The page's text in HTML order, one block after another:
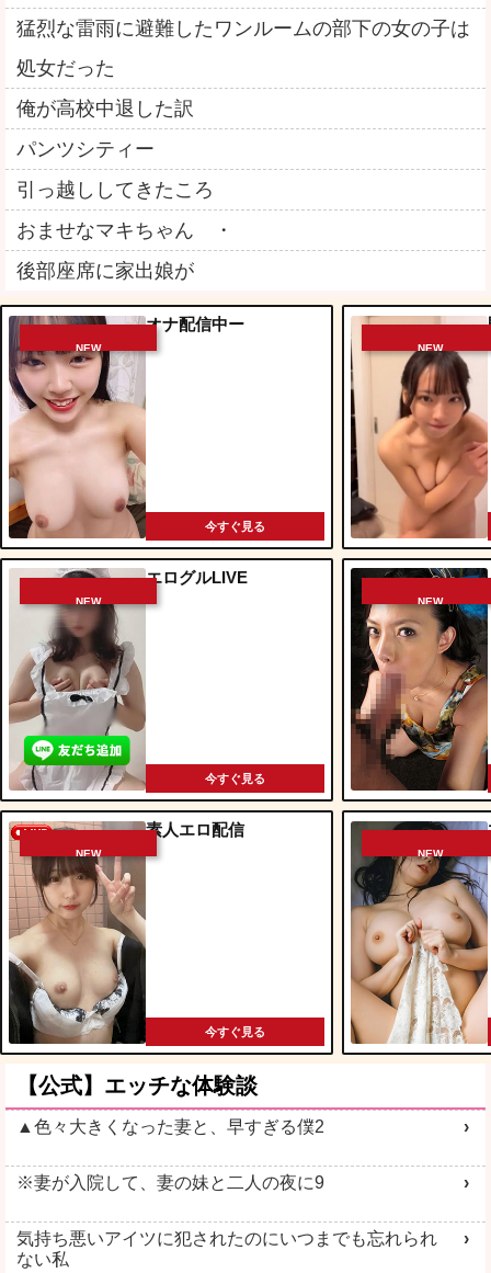
猛烈な雷雨に避難したワンルームの部下の女の子は
処女だった
俺が高校中退した訳
パンツシティー
引っ越ししてきたころ
おませなマキちゃん ・
後部座席に家出娘が
NEW
オナ配信中ー
今すぐ見る
NEW
エログルLIVE
今すぐ見る
NEW
素人エロ配信
今すぐ見る
NEW
NEW
NEW
【公式】エッチな体験談
▲色々大きくなった妻と、早すぎる僕2
※妻が入院して、妻の妹と二人の夜に9
気持ち悪いアイツに犯されたのにいつまでも忘れられ
ない私